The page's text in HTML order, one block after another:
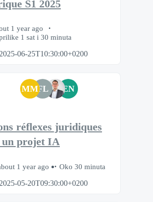
S1 2025
1 year ago
1 sat i 30 minuta
2025-06-25T10:30:00+0200
MMFL EN
réflexes juridiques
un projet IA
1 year ago
Oko 30 minuta
2025-05-20T09:30:00+0200